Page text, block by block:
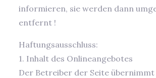
informieren, sie werden dann
entfernt !
Haftungsausschluss:
1. Inhalt des Onlineangebotes
Der Betreiber der Seite